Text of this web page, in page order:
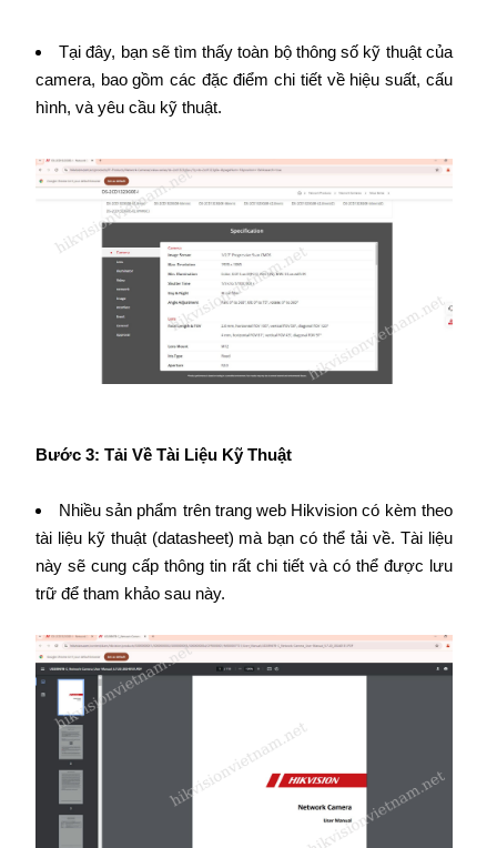
Tại đây, bạn sẽ tìm thấy toàn bộ thông số kỹ thuật của
camera, bao gồm các đặc điểm chi tiết về hiệu suất, cấu
hình, và yêu cầu kỹ thuật.
Bước 3: Tải Về Tài Liệu Kỹ Thuật
Nhiều sản phẩm trên trang web Hikvision có kèm theo
tài liệu kỹ thuật (datasheet) mà bạn có thể tải về. Tài liệu
này sẽ cung cấp thông tin rất chi tiết và có thể được lưu
trữ để tham khảo sau này.